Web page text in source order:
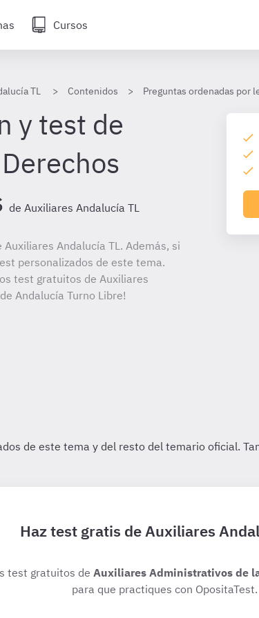
Cursos
TL Contenidos Preguntas ordenadas por
y test de
de Auxiliares Andalucía TL
Andalucía TL. Además, si
personalizados de este tema.
test gratuitos de Auxiliares
Andalucía Turno Libre!
Haz test gratis de Auxiliares
test gratuitos de Auxiliares Administrativos de
para que practiques con OpositaTest.